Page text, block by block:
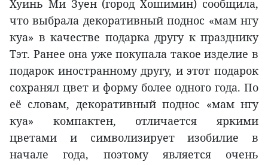
Хуинь Ми Зуен (город Хошимин) сообщила,
что выбрала декоративный поднос «мам нгу
куа» в качестве подарка другу к празднику
Тэт. Ранее она уже покупала такое изделие в
подарок иностранному другу, и этот подарок
сохранял цвет и форму более одного года. По
её словам, декоративный поднос «мам нгу
куа» компактен, отличается яркими
цветами и символизирует изобилие в
начале года, поэтому является очень